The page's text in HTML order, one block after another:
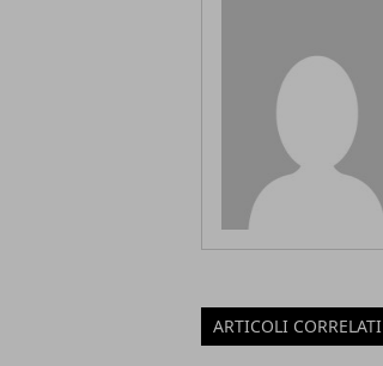
ARTICOLI CORRELATI